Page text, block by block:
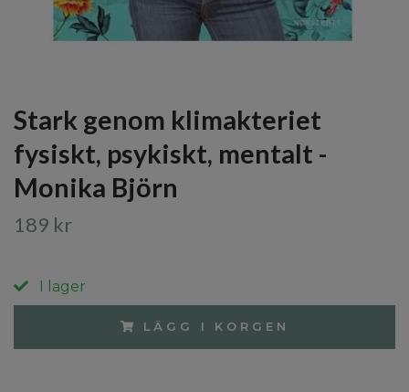
Stark genom klimakteriet
fysiskt, psykiskt, mentalt -
Monika Björn
189 kr
I lager
LÄGG I KORGEN